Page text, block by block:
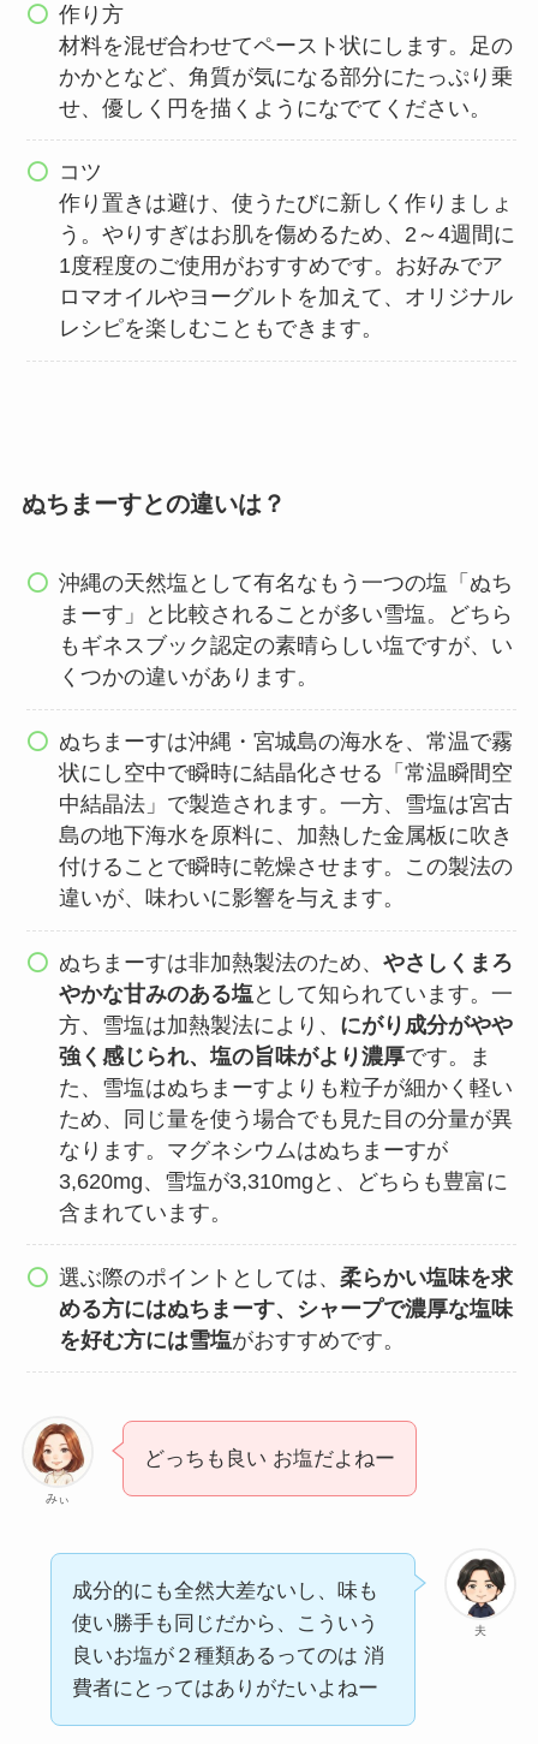
作り方
材料を混ぜ合わせてペースト状にします。足の
かかとなど、角質が気になる部分にたっぷり乗
せ、優しく円を描くようになでてください。
コツ
作り置きは避け、使うたびに新しく作りましょ
う。やりすぎはお肌を傷めるため、2～4週間に
1度程度のご使用がおすすめです。お好みでア
ロマオイルやヨーグルトを加えて、オリジナル
レシピを楽しむこともできます。
ぬちまーすとの違いは？
沖縄の天然塩として有名なもう一つの塩「ぬち
まーす」と比較されることが多い雪塩。どちら
もギネスブック認定の素晴らしい塩ですが、い
くつかの違いがあります。​
ぬちまーすは沖縄・宮城島の海水を、常温で霧
状にし空中で瞬時に結晶化させる「常温瞬間空
中結晶法」で製造されます。一方、雪塩は宮古
島の地下海水を原料に、加熱した金属板に吹き
付けることで瞬時に乾燥させます。この製法の
違いが、味わいに影響を与えます。​
ぬちまーすは非加熱製法のため、やさしくまろ
やかな甘みのある塩 として知られています。一
方、雪塩は加熱製法により、 にがり成分がやや
強く感じられ、塩の旨味がより濃厚です。ま
た、雪塩はぬちまーすよりも粒子が細かく軽い
ため、同じ量を使う場合でも見た目の分量が異
なります。マグネシウムはぬちまーすが
3,620mg、雪塩が3,310mgと、どちらも豊富に
含まれています。​
選ぶ際のポイントとしては、柔らかい塩味を求
める方にはぬちまーす、シャープで濃厚な塩味
を好む方には雪塩がおすすめです。
みぃ
どっちも良い お塩だよねー
夫
成分的にも全然大差ないし、味も
使い勝手も同じだから、こういう
良いお塩が２種類あるってのは 消
費者にとってはありがたいよねー